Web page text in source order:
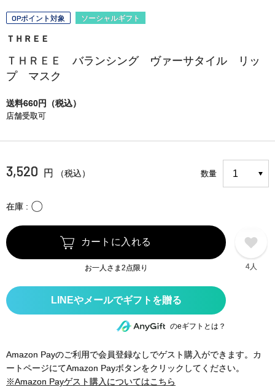
OPポイント対象 ソーシャルギフト
ＴＨＲＥＥ
ＴＨＲＥＥ バランシング ヴァーサタイル リッ
プ マスク
送料660円（税込）
店舗受取可
3,520 円 （税込） 数量
在庫 〇
カートに入れる
お一人さま2点限り 4人
のeギフトとは？
Amazon Payのご利用で会員登録なしでゲスト購入ができます。カ
ートページにてAmazon Payボタンをクリックしてください。
※Amazon Payゲスト購入についてはこちら